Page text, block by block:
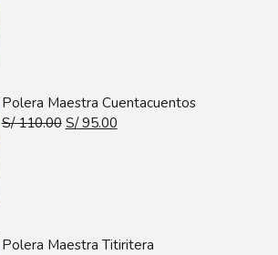
Polera Maestra Cuentacuentos
S/110.00 S/95.00
Polera Maestra Titiritera